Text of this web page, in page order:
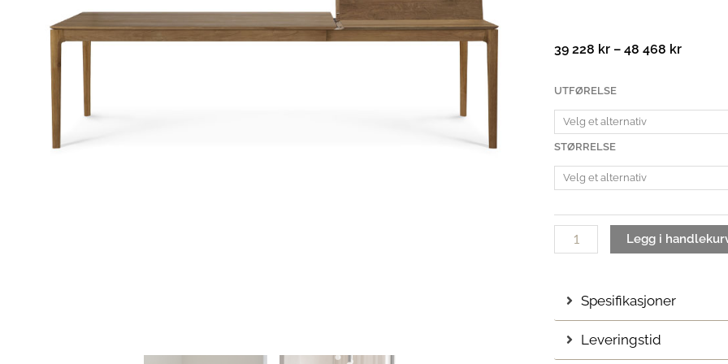
39 228 kr – 48 468 kr
til
UTFØRELSE
STØRRELSE
Bok
Spisebord
med
uttrekk
| L.160-
260
antall
Legg i
Spesifikasjoner
Leveringstid